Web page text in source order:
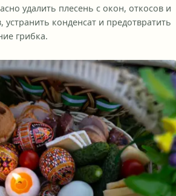
удалить плесень с окон, откосов и
конденсат и предотвратить
грибка.